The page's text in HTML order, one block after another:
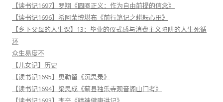
【读书记1697】罗翔《圆圈正义：作为自由前提的信念》
【读书记1696】希阿荣博堪布《前行笔记之耕耘心田》
【乡下父母的人生课】13：毕业的仪式感与消费主义陷阱的人生死循
环
众生易度不
【儿女记】历史
【读书记1695】奥勒留《沉思录》
【读书记1694】梁思成《蓟县独乐寺观音阁山门考》